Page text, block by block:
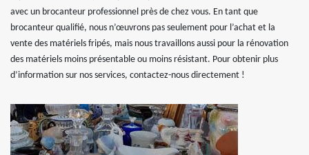
avec un brocanteur professionnel près de chez vous. En tant que
brocanteur qualifié, nous n’œuvrons pas seulement pour l’achat et la
vente des matériels fripés, mais nous travaillons aussi pour la rénovation
des matériels moins présentable ou moins résistant. Pour obtenir plus
d’information sur nos services, contactez-nous directement !